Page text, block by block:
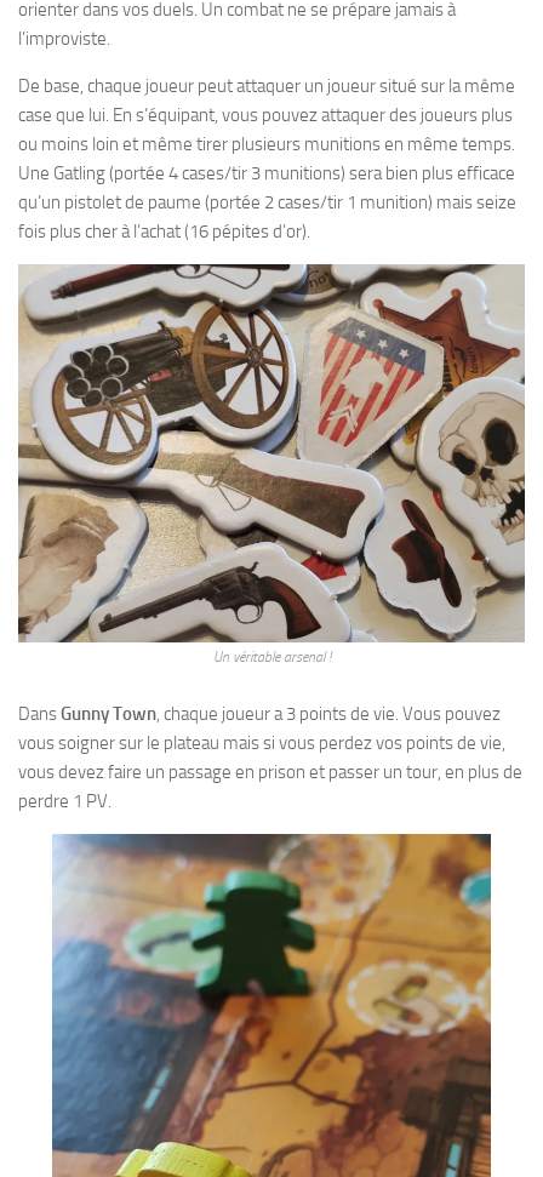
orienter dans vos duels. Un combat ne se prépare jamais à
l’improviste.
De base, chaque joueur peut attaquer un joueur situé sur la même
case que lui. En s’équipant, vous pouvez attaquer des joueurs plus
ou moins loin et même tirer plusieurs munitions en même temps.
Une Gatling (portée 4 cases/tir 3 munitions) sera bien plus efficace
qu’un pistolet de paume (portée 2 cases/tir 1 munition) mais seize
fois plus cher à l’achat (16 pépites d’or).
Un véritable arsenal !
DansGunny Town, chaque joueur a 3 points de vie. Vous pouvez
vous soigner sur le plateau mais si vous perdez vos points de vie,
vous devez faire un passage en prison et passer un tour, en plus de
perdre 1 PV.